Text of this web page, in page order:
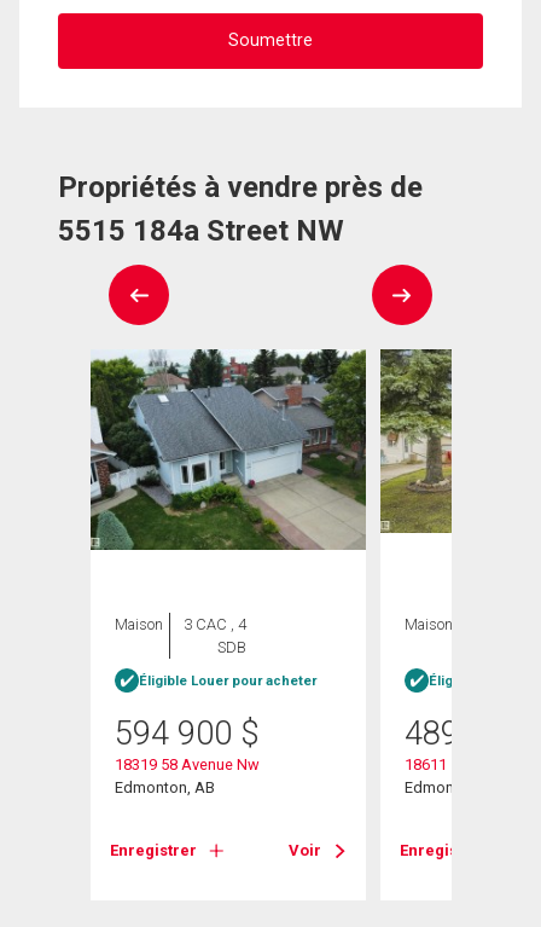
Propriétés à vendre près de
5515 184a Street NW
Maison
3 CAC , 4
SDB
Éligible Louer pour acheter
594 900 $
18319 58 Avenue Nw
Edmonton, AB
Enregistrer Voir
Maison
Éligible Louer
489 000
18611 57 Avenue
Edmonton, AB
Enregistrer